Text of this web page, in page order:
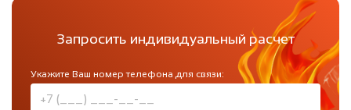
Запросить индивидуальный расчет
Укажите Ваш номер телефона для связи: